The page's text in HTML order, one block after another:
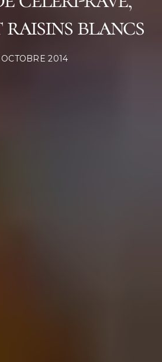
raisins blancs
OCTOBRE 2014